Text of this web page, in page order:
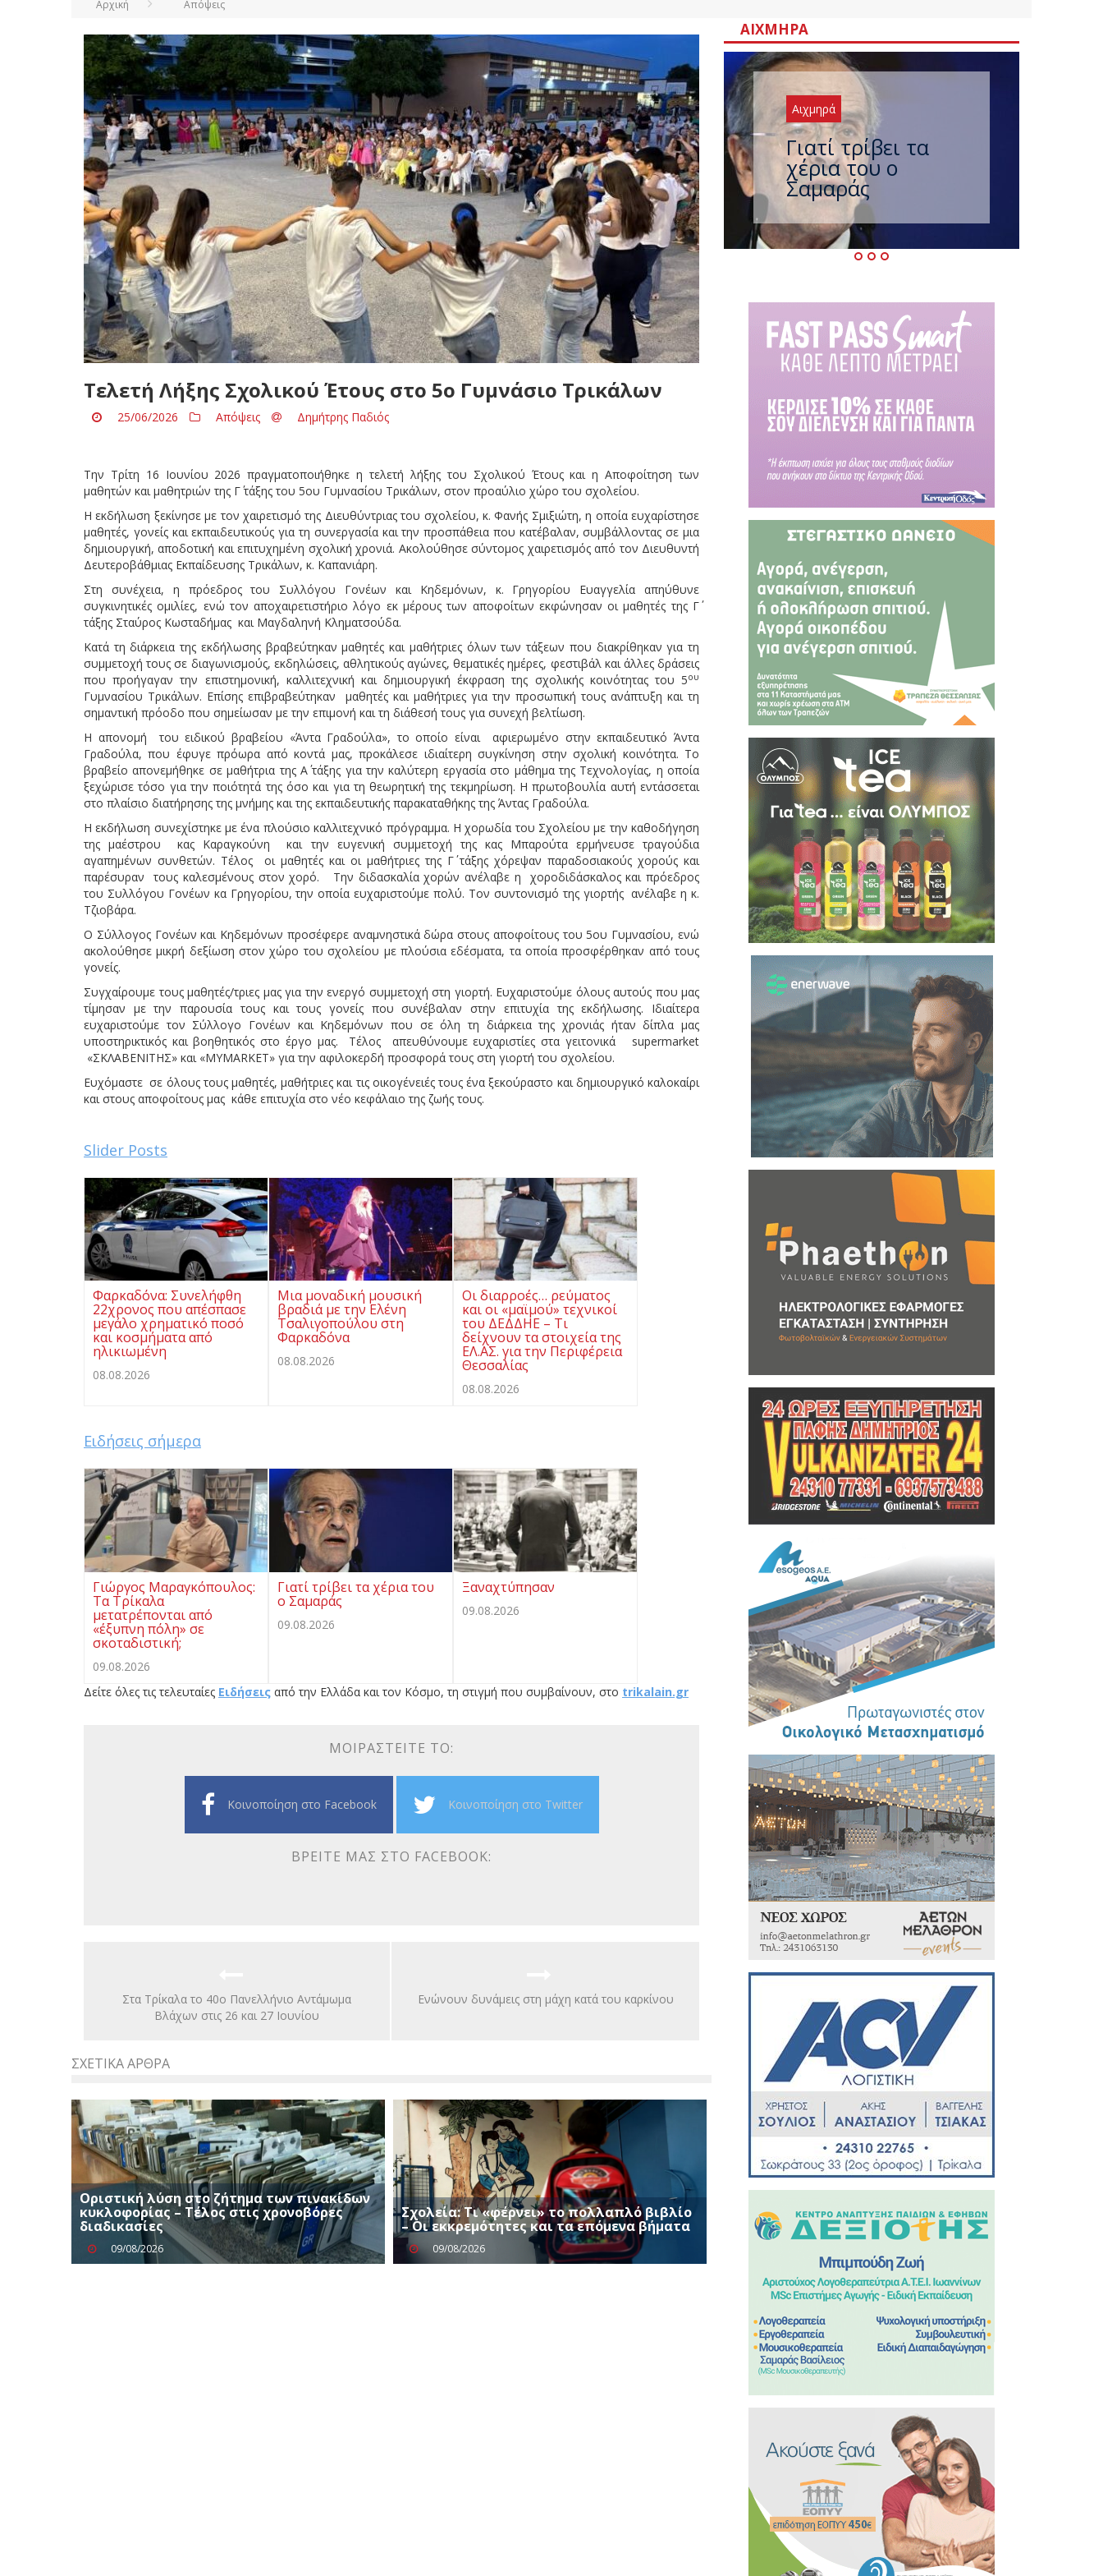
Αρχική Απόψεις
Τελετή Λήξης Σχολικού Έτους στο 5ο Γυμνάσιο Τρικάλων
25/06/2026 Απόψεις Δημήτρης Παδιός
Tην Τρίτη 16 Ιουνίου 2026 πραγματοποιήθηκε η τελετή λήξης του Σχολικού Έτους και η Αποφοίτηση των
μαθητών και μαθητριών της Γ΄ τάξης του 5ου Γυμνασίου Τρικάλων, στον προαύλιο χώρο του σχολείου.
Η εκδήλωση ξεκίνησε με τον χαιρετισμό της Διευθύντριας του σχολείου, κ. Φανής Σμιξιώτη, η οποία ευχαρίστησε
μαθητές, γονείς και εκπαιδευτικούς για τη συνεργασία και την προσπάθεια που κατέβαλαν, συμβάλλοντας σε μια
δημιουργική, αποδοτική και επιτυχημένη σχολική χρονιά. Ακολούθησε σύντομος χαιρετισμός από τον Διευθυντή
Δευτεροβάθμιας Εκπαίδευσης Τρικάλων, κ. Καπανιάρη.
Στη συνέχεια, η πρόεδρος του Συλλόγου Γονέων και Κηδεμόνων, κ. Γρηγορίου Ευαγγελία απηύθυνε
συγκινητικές ομιλίες, ενώ τον αποχαιρετιστήριο λόγο εκ μέρους των αποφοίτων εκφώνησαν οι μαθητές της Γ΄
τάξης Σταύρος Κωσταδήμας και Μαγδαληνή Κληματσούδα.
Κατά τη διάρκεια της εκδήλωσης βραβεύτηκαν μαθητές και μαθήτριες όλων των τάξεων που διακρίθηκαν για τη
συμμετοχή τους σε διαγωνισμούς, εκδηλώσεις, αθλητικούς αγώνες, θεματικές ημέρες, φεστιβάλ και άλλες δράσεις
που προήγαγαν την επιστημονική, καλλιτεχνική και δημιουργική έκφραση της σχολικής κοινότητας του 5ου
Γυμνασίου Τρικάλων. Επίσης επιβραβεύτηκαν μαθητές και μαθήτριες για την προσωπική τους ανάπτυξη και τη
σημαντική πρόοδο που σημείωσαν με την επιμονή και τη διάθεσή τους για συνεχή βελτίωση.
Η απονομή του ειδικού βραβείου «Άντα Γραδούλα», το οποίο είναι αφιερωμένο στην εκπαιδευτικό Άντα
Γραδούλα, που έφυγε πρόωρα από κοντά μας, προκάλεσε ιδιαίτερη συγκίνηση στην σχολική κοινότητα. Το
βραβείο απονεμήθηκε σε μαθήτρια της Α΄ τάξης για την καλύτερη εργασία στο μάθημα της Τεχνολογίας, η οποία
ξεχώρισε τόσο για την ποιότητά της όσο και για τη θεωρητική της τεκμηρίωση. Η πρωτοβουλία αυτή εντάσσεται
στο πλαίσιο διατήρησης της μνήμης και της εκπαιδευτικής παρακαταθήκης της Άντας Γραδούλα.
Η εκδήλωση συνεχίστηκε με ένα πλούσιο καλλιτεχνικό πρόγραμμα. Η χορωδία του Σχολείου με την καθοδήγηση
της μαέστρου κας Καραγκούνη και την ευγενική συμμετοχή της κας Μπαρούτα ερμήνευσε τραγούδια
αγαπημένων συνθετών. Τέλος οι μαθητές και οι μαθήτριες της Γ΄ τάξης χόρεψαν παραδοσιακούς χορούς και
παρέσυραν τους καλεσμένους στον χορό. Την διδασκαλία χορών ανέλαβε η χοροδιδάσκαλος και πρόεδρος
του Συλλόγου Γονέων κα Γρηγορίου, την οποία ευχαριστούμε πολύ. Τον συντονισμό της γιορτής ανέλαβε η κ.
Τζιοβάρα.
Ο Σύλλογος Γονέων και Κηδεμόνων προσέφερε αναμνηστικά δώρα στους αποφοίτους του 5ου Γυμνασίου, ενώ
ακολούθησε μικρή δεξίωση στον χώρο του σχολείου με πλούσια εδέσματα, τα οποία προσφέρθηκαν από τους
γονείς.
Συγχαίρουμε τους μαθητές/τριες μας για την ενεργό συμμετοχή στη γιορτή. Ευχαριστούμε όλους αυτούς που μας
τίμησαν με την παρουσία τους και τους γονείς που συνέβαλαν στην επιτυχία της εκδήλωσης. Ιδιαίτερα
ευχαριστούμε τον Σύλλογο Γονέων και Κηδεμόνων που σε όλη τη διάρκεια της χρονιάς ήταν δίπλα μας
υποστηρικτικός και βοηθητικός στο έργο μας. Τέλος απευθύνουμε ευχαριστίες στα γειτονικά supermarket
«ΣΚΛΑΒΕΝΙΤΗΣ» και «MYMARKET» για την αφιλοκερδή προσφορά τους στη γιορτή του σχολείου.
Ευχόμαστε σε όλους τους μαθητές, μαθήτριες και τις οικογένειές τους ένα ξεκούραστο και δημιουργικό καλοκαίρι
και στους αποφοίτους μας κάθε επιτυχία στο νέο κεφάλαιο της ζωής τους.
Slider Posts
Φαρκαδόνα: Συνελήφθη
22χρονος που απέσπασε
μεγάλο χρηματικό ποσό
και κοσμήματα από
ηλικιωμένη
08.08.2026
Μια μοναδική μουσική
βραδιά με την Ελένη
Τσαλιγοπούλου στη
Φαρκαδόνα
08.08.2026
Οι διαρροές… ρεύματος
και οι «μαϊμού» τεχνικοί
του ΔΕΔΔΗΕ – Τι
δείχνουν τα στοιχεία της
ΕΛ.ΑΣ. για την Περιφέρεια
Θεσσαλίας
08.08.2026
Ειδήσεις σήμερα
Γιώργος Μαραγκόπουλος:
Τα Τρίκαλα
μετατρέπονται από
«έξυπνη πόλη» σε
σκοταδιστική;
09.08.2026
Γιατί τρίβει τα χέρια του
ο Σαμαράς
09.08.2026
Ξαναχτύπησαν
09.08.2026
Δείτε όλες τις τελευταίες Ειδήσεις από την Ελλάδα και τον Κόσμο, τη στιγμή που συμβαίνουν, στο trikalain.gr
ΜΟΙΡΑΣΤΕΊΤΕ ΤΟ:
Κοινοποίηση στο Facebook Κοινοποίηση στο Twitter
ΒΡΕΊΤΕ ΜΑΣ ΣΤΟ FACEBOOK:
Στα Τρίκαλα το 40ο Πανελλήνιο Αντάμωμα
Βλάχων στις 26 και 27 Ιουνίου
Ενώνουν δυνάμεις στη μάχη κατά του καρκίνου
ΣΧΕΤΙΚΆ ΆΡΘΡΑ
Οριστική λύση στο ζήτημα των πινακίδων
κυκλοφορίας – Τέλος στις χρονοβόρες
διαδικασίες
09/08/2026
Σχολεία: Τι «φέρνει» το πολλαπλό βιβλίο
– Οι εκκρεμότητες και τα επόμενα βήματα
09/08/2026
ΑΙΧΜΗΡΆ
Αιχμηρά
Ξαναχτύπησαν